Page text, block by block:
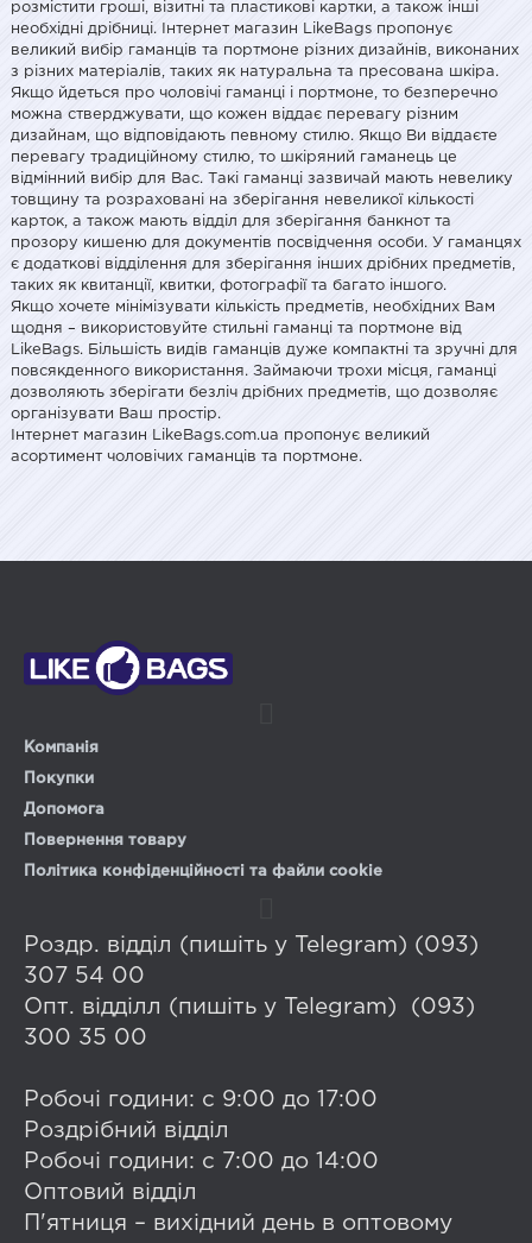
розмістити гроші, візитні та пластикові картки, а також інші
необхідні дрібниці. Інтернет магазин LikeBags пропонує
великий вибір гаманців та портмоне різних дизайнів, виконаних
з різних матеріалів, таких як натуральна та пресована шкіра.
Якщо йдеться про чоловічі гаманці і портмоне, то безперечно
можна стверджувати, що кожен віддає перевагу різним
дизайнам, що відповідають певному стилю. Якщо Ви віддаєте
перевагу традиційному стилю, то шкіряний гаманець це
відмінний вибір для Вас. Такі гаманці зазвичай мають невелику
товщину та розраховані на зберігання невеликої кількості
карток, а також мають відділ для зберігання банкнот та
прозору кишеню для документів посвідчення особи. У гаманцях
є додаткові відділення для зберігання інших дрібних предметів,
таких як квитанції, квитки, фотографії та багато іншого.
Якщо хочете мінімізувати кількість предметів, необхідних Вам
щодня – використовуйте стильні гаманці та портмоне від
LikeBags. Більшість видів гаманців дуже компактні та зручні для
повсякденного використання. Займаючи трохи місця, гаманці
дозволяють зберігати безліч дрібних предметів, що дозволяє
організувати Ваш простір.
Інтернет магазин LikeBags.com.ua пропонує великий
асортимент чоловічих гаманців та портмоне.
Компанія
Покупки
Допомога
Повернення товару
Політика конфіденційності та файли cookie
Роздр. відділ (пишіть у Telegram) (093)
307 54 00
Опт. відділл (пишіть у Telegram) (093)
300 35 00
Робочі години: с 9:00 до 17:00
Роздрібний відділ
Робочі години: с 7:00 до 14:00
Оптовий відділ
П'ятниця – вихідний день в оптовому